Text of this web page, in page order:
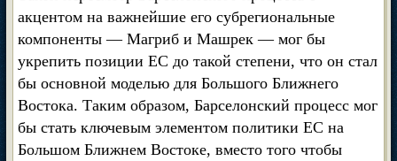
акцентом на важнейшие его субрегиональные
компоненты — Магриб и Машрек — мог бы
укрепить позиции ЕС до такой степени, что он стал
бы основной моделью для Большого Ближнего
Востока. Таким образом, Барселонский процесс мог
бы стать ключевым элементом политики ЕС на
Большом Ближнем Востоке, вместо того чтобы